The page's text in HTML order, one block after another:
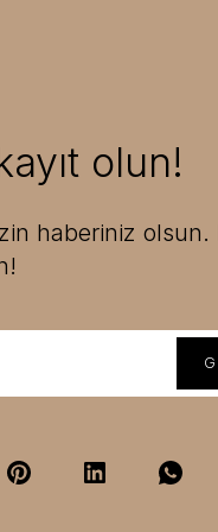
olun!
haberiniz olsun.